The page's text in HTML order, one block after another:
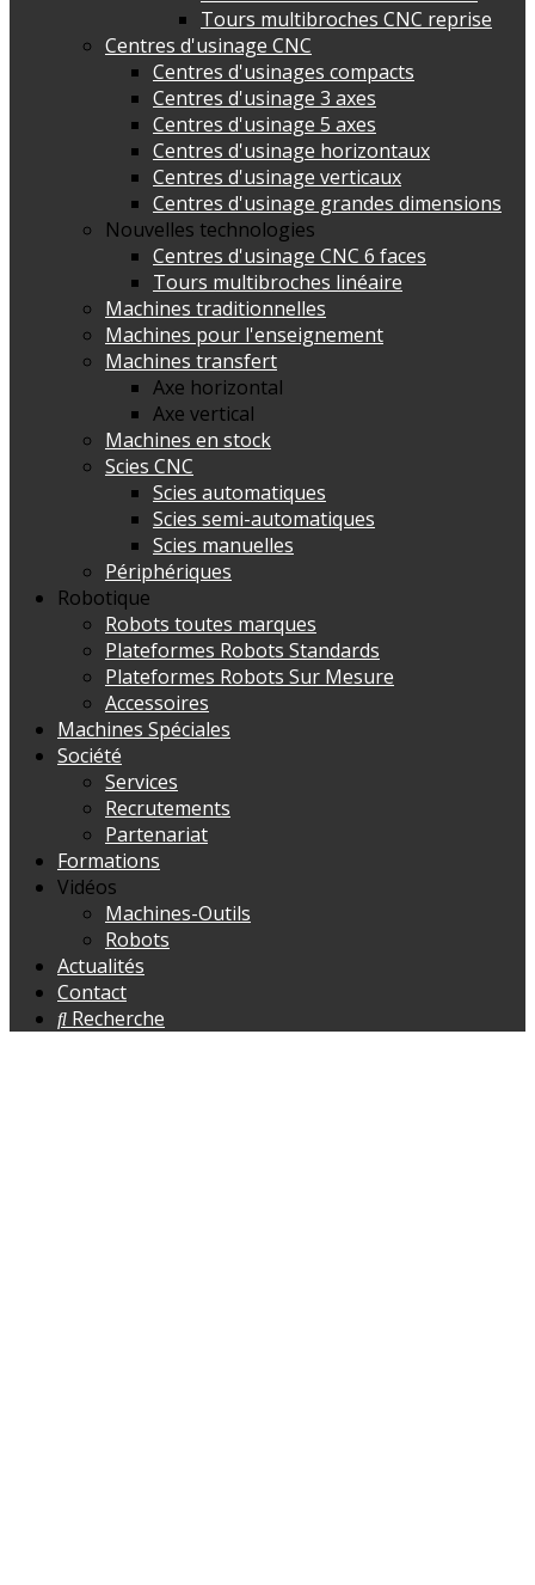
Tours multibroches CNC reprise
Centres d'usinage CNC
Centres d'usinages compacts
Centres d'usinage 3 axes
Centres d'usinage 5 axes
Centres d'usinage horizontaux
Centres d'usinage verticaux
Centres d'usinage grandes dimensions
Nouvelles technologies
Centres d'usinage CNC 6 faces
Tours multibroches linéaire
Machines traditionnelles
Machines pour l'enseignement
Machines transfert
Axe horizontal
Axe vertical
Machines en stock
Scies CNC
Scies automatiques
Scies semi-automatiques
Scies manuelles
Périphériques
Robotique
Robots toutes marques
Plateformes Robots Standards
Plateformes Robots Sur Mesure
Accessoires
Machines Spéciales
Société
Services
Recrutements
Partenariat
Formations
Vidéos
Machines-Outils
Robots
Actualités
Contact
Recherche